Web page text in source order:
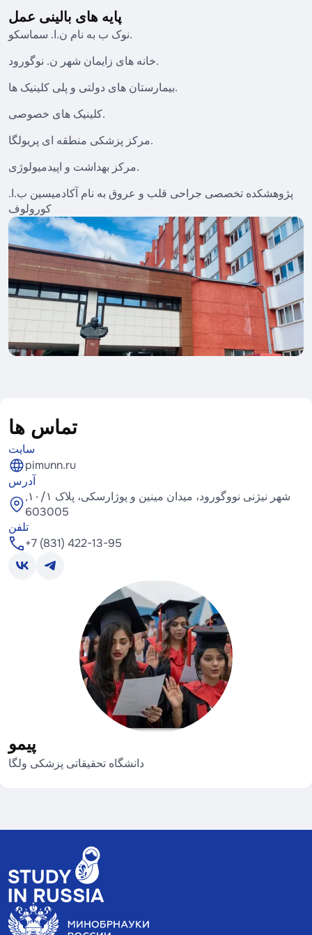
پایه های بالینی عمل
نوک ب به نام ن.ا. سماسکو.
خانه های زایمان شهر ن. نوگورود.
بیمارستان های دولتی و پلی کلینیک ها.
کلینیک های خصوصی.
مرکز پزشکی منطقه ای پریولگا.
مرکز بهداشت و اپیدمیولوژی.
پژوهشکده تخصصی جراحی قلب و عروق به نام آکادمیسین ب.ا.
کورولوف
تماس ها
سایت
pimunn.ru
آدرس
شهر نیژنی نووگورود، میدان مینین و پوژارسکی، پلاک ۱۰/۱,
603005
تلفن
+7 (831) 422-13-95
پیمو
دانشگاه تحقیقاتی پزشکی ولگا